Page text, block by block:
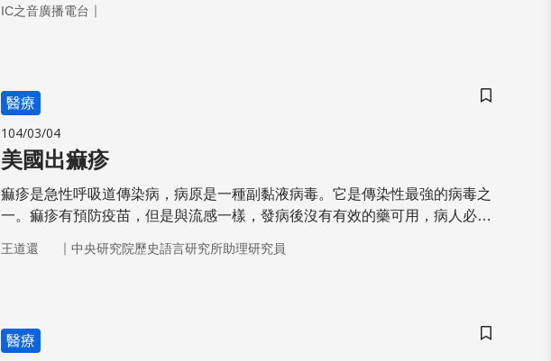
IC之音廣播電台 ｜
儲存書籤
醫療
104/03/04
美國出痲疹
痲疹是急性呼吸道傳染病，病原是一種副黏液病毒。它是傳染性最強的病毒之
一。痲疹有預防疫苗，但是與流感一樣，發病後沒有有效的藥可用，病人必須
王道還 ｜ 中央研究院歷史語言研究所助理研究員
儲存書籤
醫療